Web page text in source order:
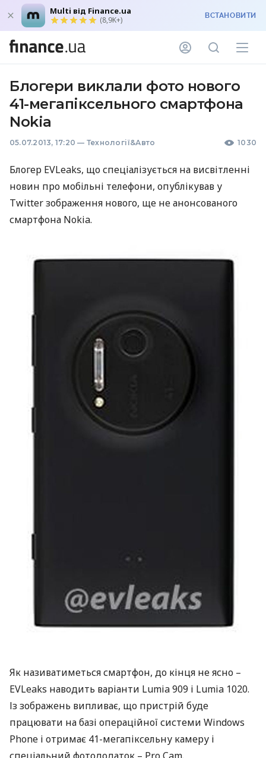
Multi від Finance.ua
(8,9K+) ВСТАНОВИТИ
Блогери виклали фото нового
41-мегапіксельного смартфона
Nokia
05.07.2013, 17:20 — Технології&Авто 1030
Блогер EVLeaks, що спеціалізується на висвітленні
новин про мобільні телефони, опублікував у
Twitter зображення нового, ще не анонсованого
смартфона Nokia.
Як називатиметься смартфон, до кінця не ясно –
EVLeaks наводить варіанти Lumia 909 і Lumia 1020.
Із зображень випливає, що пристрій буде
працювати на базі операційної системи Windows
Phone і отримає 41-мегапіксельну камеру і